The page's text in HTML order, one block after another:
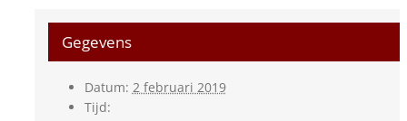
Gegevens
Datum: 2 februari 2019
Tijd: